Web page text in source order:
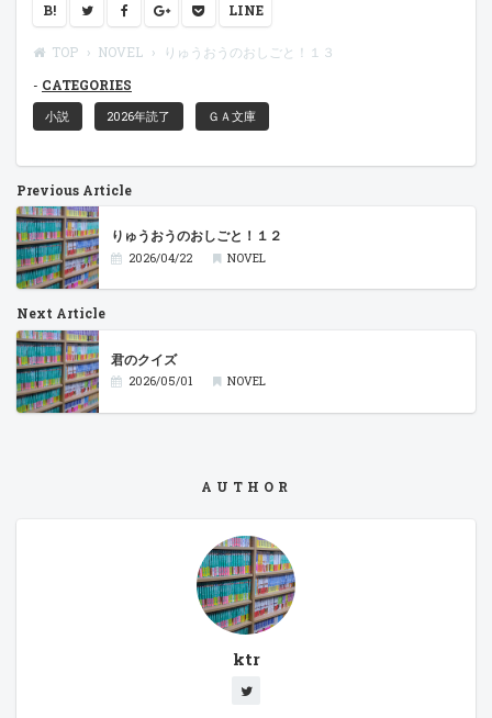
B! LINE
TOP NOVEL
りゅうおうのおしごと！１３
CATEGORIES
小説 2026年読了 ＧＡ文庫
Previous Article
りゅうおうのおしごと！１２
2026/04/22 NOVEL
Next Article
君のクイズ
2026/05/01 NOVEL
AUTHOR
ktr